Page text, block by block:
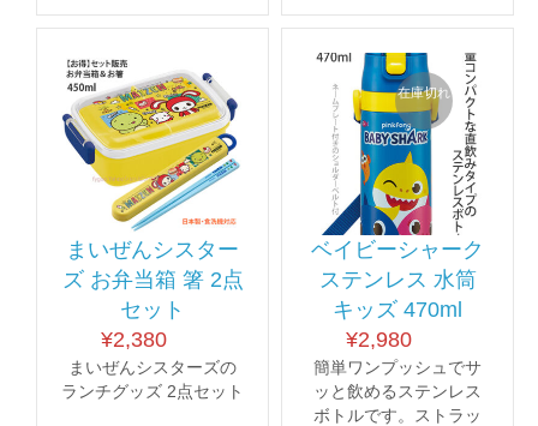
まいぜんシスター
ズ お弁当箱 箸 2点
セット
¥2,380
まいぜんシスターズの
ランチグッズ 2点セット
ベイビーシャーク
ステンレス 水筒
キッズ 470ml
¥2,980
簡単ワンプッシュでサ
ッと飲めるステンレス
ボトルです。ストラッ
在庫切れ